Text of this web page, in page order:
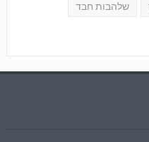
שלהבות חבד